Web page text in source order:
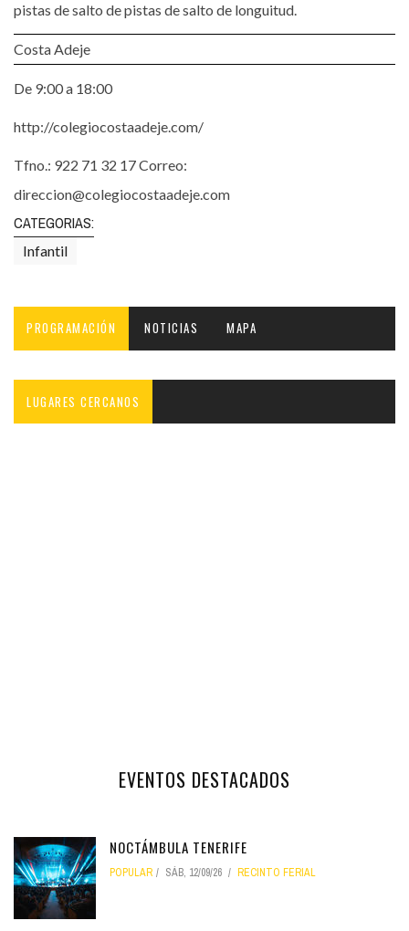
pistas de salto de pistas de salto de longuitud.
Costa Adeje
De 9:00 a 18:00
http://colegiocostaadeje.com/
Tfno.: 922 71 32 17 Correo:
direccion@colegiocostaadeje.com
CATEGORIAS:
Infantil
PROGRAMACIÓN NOTICIAS MAPA
LUGARES CERCANOS
EVENTOS DESTACADOS
NOCTÁMBULA TENERIFE
POPULAR SÁB, 12/09/26 RECINTO FERIAL